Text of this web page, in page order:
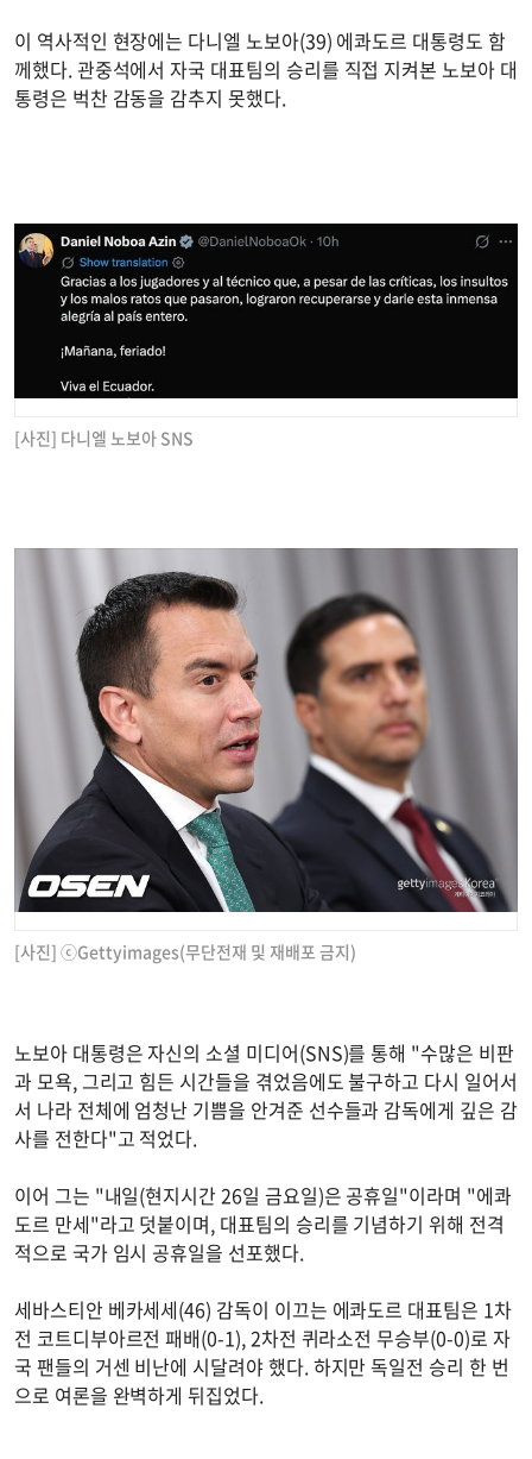
이 역사적인 현장에는 다니엘 노보아(39) 에콰도르 대통령도 함
께했다. 관중석에서 자국 대표팀의 승리를 직접 지켜본 노보아 대
통령은 벅찬 감동을 감추지 못했다.
[사진] 다니엘 노보아 SNS
[사진] ⓒGettyimages(무단전재 및 재배포 금지)
노보아 대통령은 자신의 소셜 미디어(SNS)를 통해 "수많은 비판
과 모욕, 그리고 힘든 시간들을 겪었음에도 불구하고 다시 일어서
서 나라 전체에 엄청난 기쁨을 안겨준 선수들과 감독에게 깊은 감
사를 전한다"고 적었다.
이어 그는 "내일(현지시간 26일 금요일)은 공휴일"이라며 "에콰
도르 만세"라고 덧붙이며, 대표팀의 승리를 기념하기 위해 전격
적으로 국가 임시 공휴일을 선포했다.
세바스티안 베카세세(46) 감독이 이끄는 에콰도르 대표팀은 1차
전 코트디부아르전 패배(0-1), 2차전 퀴라소전 무승부(0-0)로 자
국 팬들의 거센 비난에 시달려야 했다. 하지만 독일전 승리 한 번
으로 여론을 완벽하게 뒤집었다.